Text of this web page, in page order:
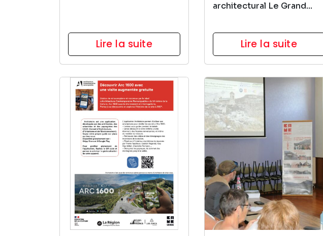
Lire la suite
architectural Le Grand...
Lire la suite